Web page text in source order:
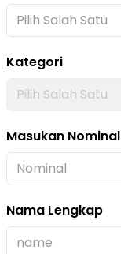
Kategori
Masukan Nominal
Nama Lengkap